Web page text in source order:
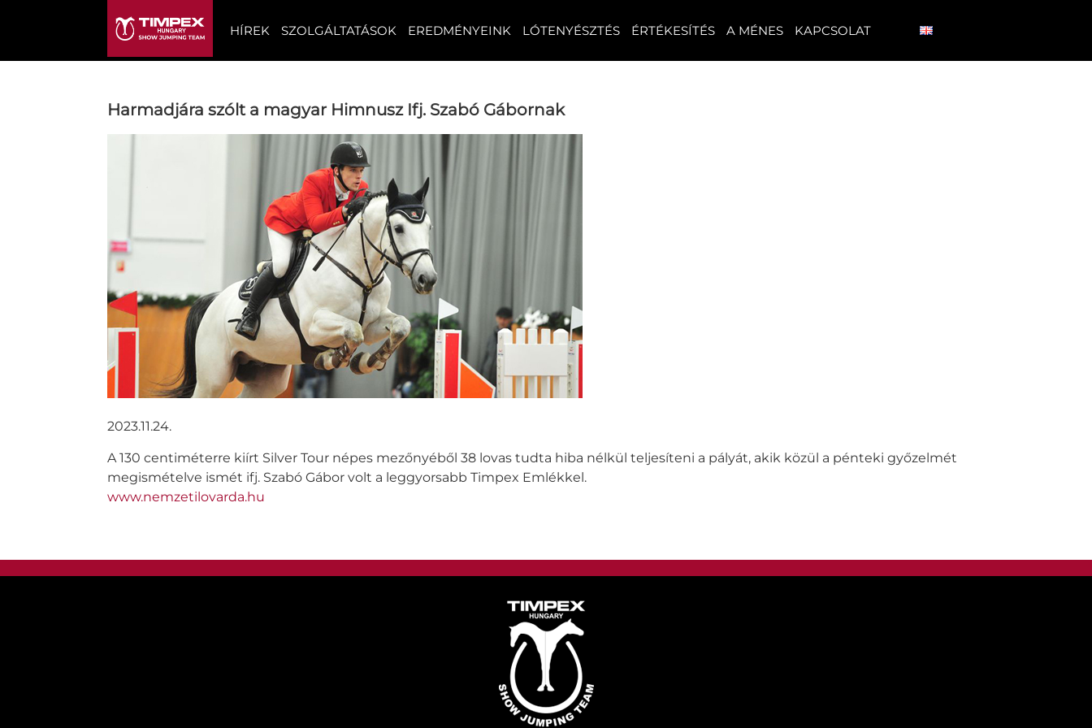
HÍREK SZOLGÁLTATÁSOK EREDMÉNYEINK LÓTENYÉSZTÉS ÉRTÉKESÍTÉS A MÉNES KAPCSOLAT
Harmadjára szólt a magyar Himnusz Ifj. Szabó Gábornak
2023.11.24.
A 130 centiméterre kiírt Silver Tour népes mezőnyéből 38 lovas tudta hiba nélkül teljesíteni a pályát, akik közül a pénteki győzelmét
megismételve ismét ifj. Szabó Gábor volt a leggyorsabb Timpex Emlékkel.
www.nemzetilovarda.hu